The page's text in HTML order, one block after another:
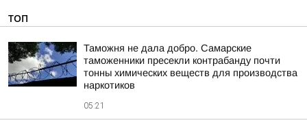
ТОП
Таможня не дала добро. Самарские
таможенники пресекли контрабанду почти
тонны химических веществ для производства
наркотиков
05:21